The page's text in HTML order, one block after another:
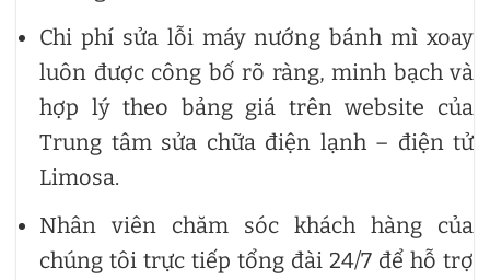
Chi phí sửa lỗi máy nướng bánh mì xoay
luôn được công bố rõ ràng, minh bạch và
hợp lý theo bảng giá trên website của
Trung tâm sửa chữa điện lạnh – điện tử
Limosa.
Nhân viên chăm sóc khách hàng của
chúng tôi trực tiếp tổng đài 24/7 để hỗ trợ